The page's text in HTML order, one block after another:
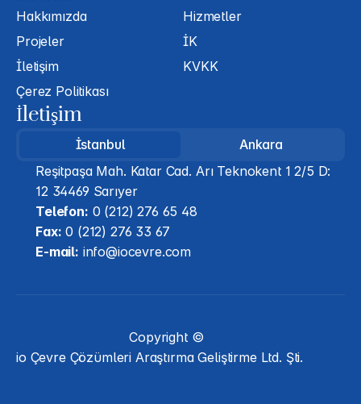
Hakkımızda
Hizmetler
Projeler
İK
İletişim
KVKK
Çerez Politikası
İletişim
İstanbul
Ankara
Reşitpaşa Mah. Katar Cad. Arı Teknokent 1 2/5 D:
12 34469 Sarıyer
Telefon: 0 (212) 276 65 48
Fax: 0 (212) 276 33 67
E-mail: info@iocevre.com
Copyright ©
io Çevre Çözümleri Araştırma Geliştirme Ltd. Şti.